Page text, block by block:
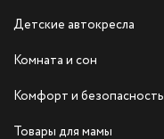
Детские автокресла
Комната и сон
Комфорт и безопасность
Товары для мамы